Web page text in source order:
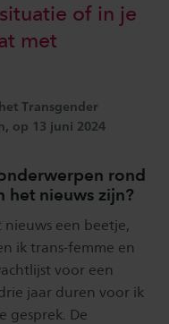
of in je
met
Transgender
op 13 juni 2024
rond
het nieuws zijn?
een beetje,
ik trans-femme en
voor een
jaar duren voor ik
gesprek. De